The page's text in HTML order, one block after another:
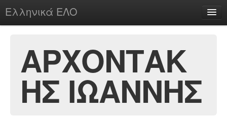
Ελληνικά ΕΛΟ
chesstu.be @ discord
Login
ΑΡΧΟΝΤΑΚ
ΗΣ ΙΩΑΝΝΗΣ